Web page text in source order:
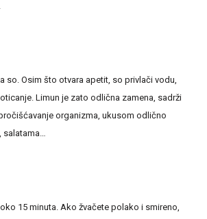
so. Osim što otvara apetit, so privlači vodu,
Limun je zato odlična zamena, sadrži
organizma, ukusom odlično
salatama…
15 minuta. Ako žvačete polako i smireno,